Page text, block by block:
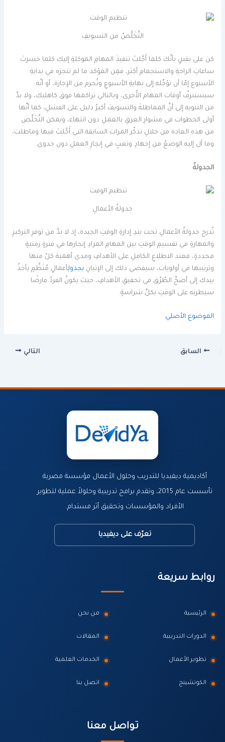
التَّخَلُّصُ من التسويفِ
كن على يقينٍ بأنّك كلما أَجَّلتَ تنفيذَ المهامِ الموكلةِ إليك كلما خسرتَ
ساعاتِ الراحةِ والاستجمامِ أكثر، فمِن المؤكد ما لم تنجزه في بدايةِ
الأسبوع إمّا أن تؤجِّله إلى نهايةِ الأسبوعِ وتُحرم من الإجازة، أو أنّه
سيستنزفُ أوقات المهام الأُخرى، وبالتالي تراكمها فوق كاهليك، ولا بدَّ
من التنويه إلى أنَّ المماطلةَ والتسويفَ أكبرُ دليل على الفشلِ، كما أنّها
أولى الخطوات في مشوارِ الغرقِ بالعملِ دون انتهاء، ويمكن التَّخَلُّص
من هذه العادة من خلالِ تذكّر المرات السابقة التي أَجَّلتَ فيها وماطلت،
وما آل إليه الوضعُ من إجهادٍ وتعبٍ في إنجازِ العملِ دون جدوى.
الجدولةُ
جدولةُ الأعمالِ
تُدرج جدولةُ الأعمالِ تحت بندِ إدارةِ الوقتِ الجيدة، إذ لا بدَّ من توفرِ التركيزِ
والمهارةِ في تقسيمِ الوقتِ بين المهامِ المرادِ إنجازها في فترةٍ زمنيةٍ
محددةٍ، فعند الاطلاعِ الكاملِ على الأهدافِ ومدى أهمية كلّ منها
وترتيبها في أولويات، سيفضي ذلك إلى الإتيانِ بجدولِأعمالٍ مُنَظَّمٍ يأخذُ
بيدك إلى أصحِّ الطُرُق في تحقيقِ الأهدافِ، حيث يكونُ الفردُ فارضًا
سيطرته على الوقتِ بكلِّ شراسةٍ.
الموضوع الأصلي
السابق التالي
أكاديمية ديفيديا للتدريب وحلول الأعمال مؤسسة مصرية
تأسست عام 2015، وتقدم برامج تدريبية وحلولاً عملية لتطوير
الأفراد والمؤسسات وتحقيق أثر مستدام.
تعرّف على ديفيديا
روابط سريعة
الرئيسية من نحن
الدورات التدريبية المقالات
تطوير الأعمال الخدمات العلمية
الكوتشينج اتصل بنا
تواصل معنا